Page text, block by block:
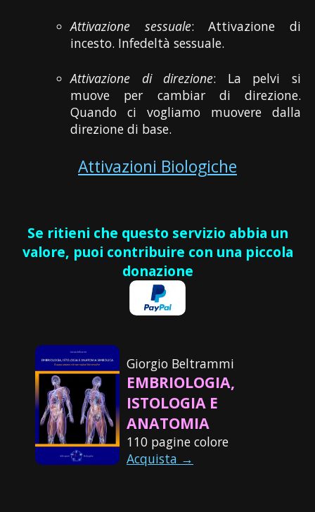
Attivazione sessuale: Attivazione di
incesto. Infedeltà sessuale.
Attivazione di direzione: La pelvi si
muove per cambiar di direzione.
Quando ci vogliamo muovere dalla
direzione di base.
Attivazioni Biologiche
Se ritieni che questo servizio abbia un
valore, puoi contribuire con una piccola
donazione
Giorgio Beltrammi
EMBRIOLOGIA,
ISTOLOGIA E
ANATOMIA
110 pagine colore
Acquista →